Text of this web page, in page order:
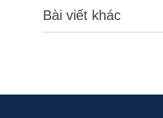
Bài viết khác